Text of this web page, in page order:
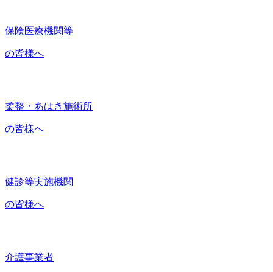
保険医療機関等
の皆様へ
柔整・あはき施術所
の皆様へ
健診等実施機関
の皆様へ
介護事業者